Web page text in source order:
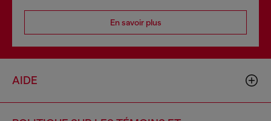
En savoir plus
AIDE